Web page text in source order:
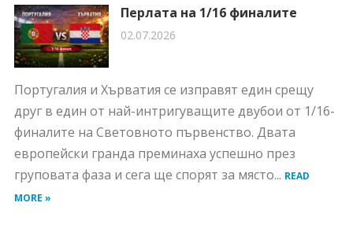
Перлата на 1/16 финалите
02.07.2026
Португалия и Хърватия се изправят един срещу
друг в един от най-интригуващите двубои от 1/16-
финалите на Световното първенство. Двата
европейски гранда преминаха успешно през
груповата фаза и сега ще спорят за място... READ
MORE »